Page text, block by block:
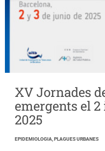
XV Jornades
emergents el 2
2025
EPIDEMIOLOGIA, PLAGUES URBANES